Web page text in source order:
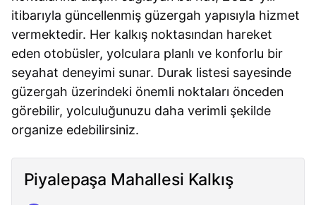
itibarıyla güncellenmiş güzergah yapısıyla hizmet
vermektedir. Her kalkış noktasından hareket
eden otobüsler, yolculara planlı ve konforlu bir
seyahat deneyimi sunar. Durak listesi sayesinde
güzergah üzerindeki önemli noktaları önceden
görebilir, yolculuğunuzu daha verimli şekilde
organize edebilirsiniz.
Piyalepaşa Mahallesi Kalkış